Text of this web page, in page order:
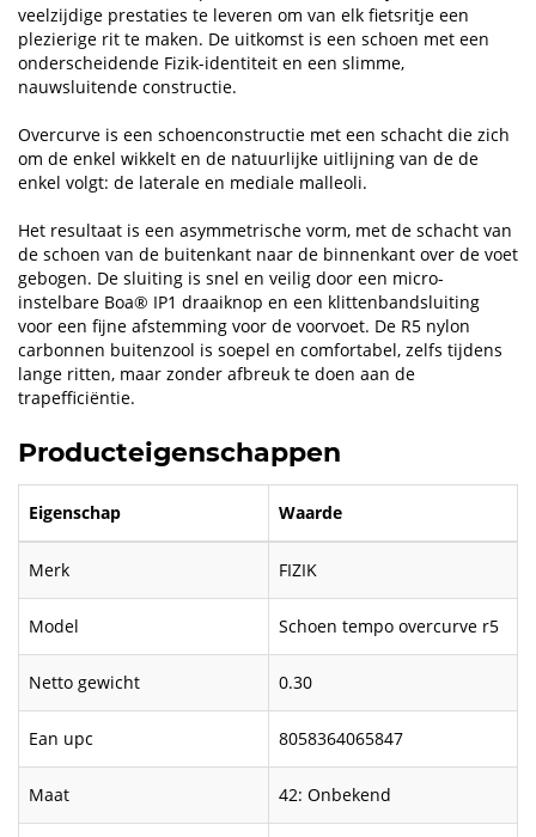
veelzijdige prestaties te leveren om van elk fietsritje een
plezierige rit te maken. De uitkomst is een schoen met een
onderscheidende Fizik-identiteit en een slimme,
nauwsluitende constructie.
Overcurve is een schoenconstructie met een schacht die zich
om de enkel wikkelt en de natuurlijke uitlijning van de de
enkel volgt: de laterale en mediale malleoli.
Het resultaat is een asymmetrische vorm, met de schacht van
de schoen van de buitenkant naar de binnenkant over de voet
gebogen. De sluiting is snel en veilig door een micro-
instelbare Boa® IP1 draaiknop en een klittenbandsluiting
voor een fijne afstemming voor de voorvoet. De R5 nylon
carbonnen buitenzool is soepel en comfortabel, zelfs tijdens
lange ritten, maar zonder afbreuk te doen aan de
trapefficiëntie.
Producteigenschappen
Eigenschap Waarde
Merk FIZIK
Model Schoen tempo overcurve r5
Netto gewicht 0.30
Ean upc 8058364065847
Maat 42: Onbekend